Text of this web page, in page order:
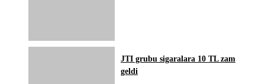
JTI grubu sigaralara 10 TL zam
geldi